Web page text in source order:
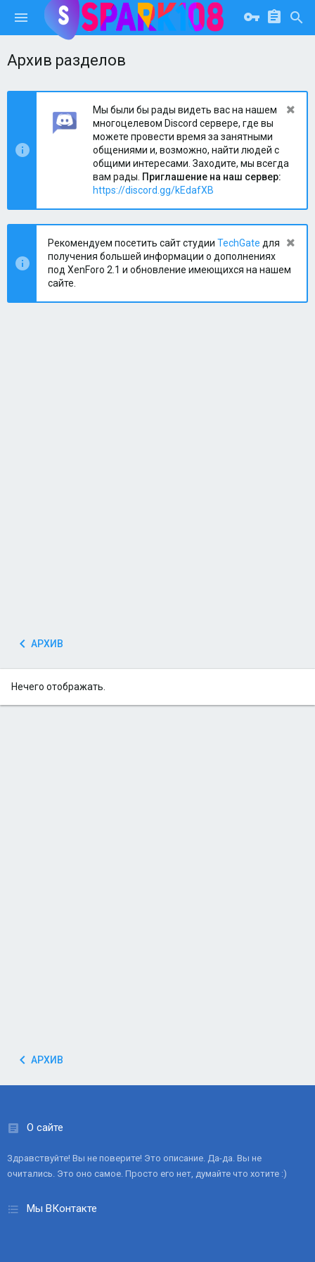
Архив разделов
Мы были бы рады видеть вас на нашем
многоцелевом Discord сервере, где вы
можете провести время за занятными
общениями и, возможно, найти людей с
общими интересами. Заходите, мы всегда
вам рады. Приглашение на наш сервер:
https://discord.gg/kEdafXB
Рекомендуем посетить сайт студии TechGate для
получения большей информации о дополнениях
под XenForo 2.1 и обновление имеющихся на нашем
сайте.
АРХИВ
Нечего отображать.
АРХИВ
О сайте
Здравствуйте! Вы не поверите! Это описание. Да-да. Вы не
очитались. Это оно самое. Просто его нет, думайте что хотите :)
Мы ВКонтакте